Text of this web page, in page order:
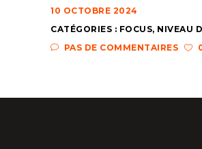
10 OCTOBRE 2024
CATÉGORIES : FOCUS, NIVEAU
PAS DE COMMENTAIRES